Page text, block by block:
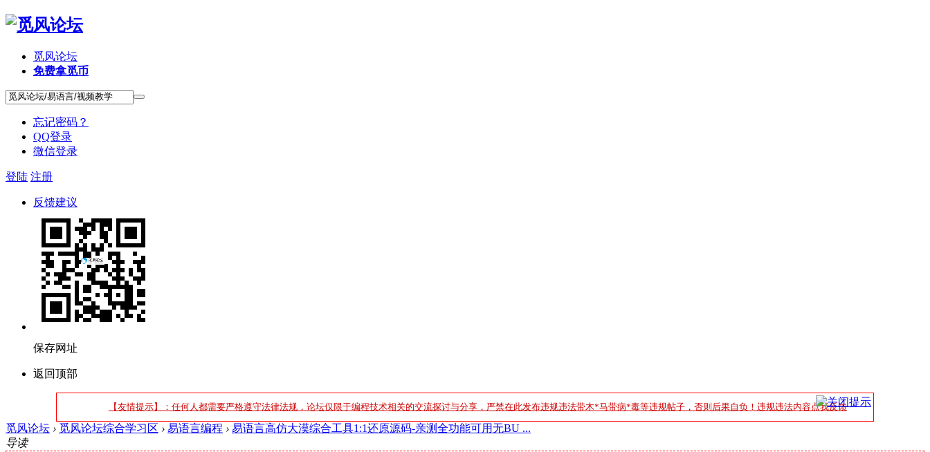
觅风论坛
免费拿觅币
忘记密码？
QQ登录
微信登录
登陆 注册
反馈建议
保存网址
返回顶部
【友情提示】：任何人都需要严格遵守法律法规，论坛仅限于编程技术相关的交流探讨与分享，严禁在此发布违规违法带木*马带病*毒等违规帖子，否则后果自负！违规违法内容点我反馈
觅风论坛 › 觅风论坛综合学习区 › 易语言编程 › 易语言高仿大漠综合工具1:1还原源码-亲测全功能可用无BU ...
导读